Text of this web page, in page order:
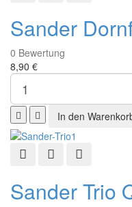
Sander
0 Bewertung
8,90 €
SchnellansichtZur Wunschliste
Sander Trio